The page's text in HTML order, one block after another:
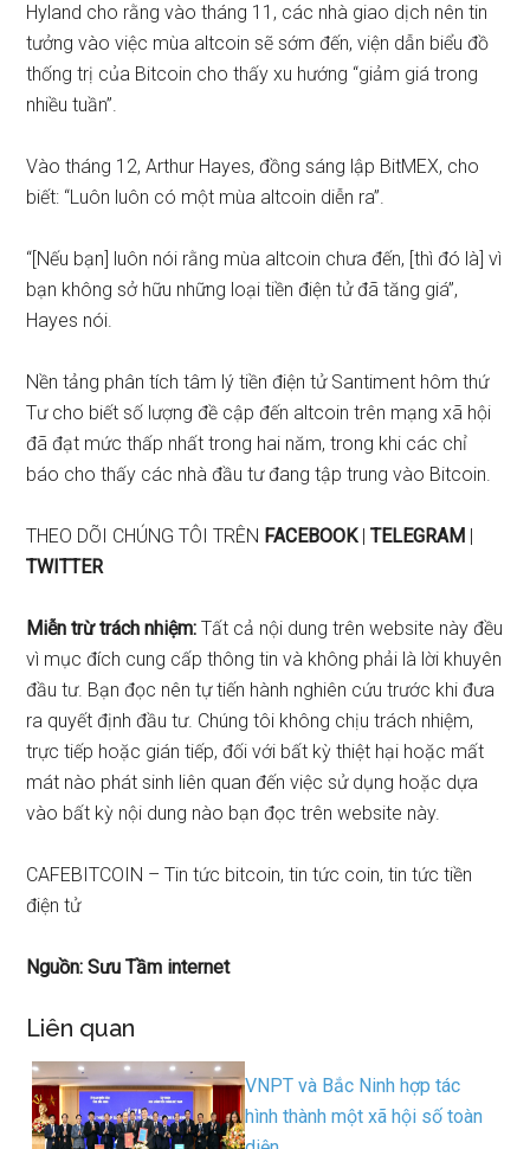
Hyland cho rằng vào tháng 11, các nhà giao dịch nên tin
tưởng vào việc mùa altcoin sẽ sớm đến, viện dẫn biểu đồ
thống trị của Bitcoin cho thấy xu hướng “giảm giá trong
nhiều tuần”.
Vào tháng 12,Arthur Hayes, đồng sáng lập BitMEX, cho
biết: “Luôn luôn có một mùa altcoin diễn ra”.
“[Nếu bạn] luôn nói rằng mùa altcoin chưa đến, [thì đó là] vì
bạn không sở hữu những loại tiền điện tử đã tăng giá”,
Hayes nói.
Nền tảng phân tích tâm lý tiền điện tử Santiment hôm thứ
Tư cho biết số lượng đề cập đến altcoin trên mạng xã hội
đã đạt mức thấp nhất trong hai năm, trong khi các chỉ
báo cho thấy các nhà đầu tư đang tập trung vào Bitcoin.
THEO DÕI CHÚNG TÔI TRÊN FACEBOOK|TELEGRAM |
TWITTER
Miễn trừ trách nhiệm: Tất cả nội dung trên website này đều
vì mục đích cung cấp thông tin và không phải là lời khuyên
đầu tư. Bạn đọc nên tự tiến hành nghiên cứu trước khi đưa
ra quyết định đầu tư. Chúng tôi không chịu trách nhiệm,
trực tiếp hoặc gián tiếp, đối với bất kỳ thiệt hại hoặc mất
mát nào phát sinh liên quan đến việc sử dụng hoặc dựa
vào bất kỳ nội dung nào bạn đọc trên website này.
CAFEBITCOIN – Tin tức bitcoin, tin tức coin, tin tức tiền
điện tử
Nguồn: Sưu Tầm internet
Liên quan
VNPT và Bắc Ninh hợp tác
hình thành một xã hội số toàn